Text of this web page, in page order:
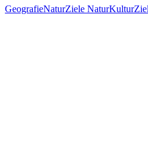
GeografieNaturZiele NaturKultur